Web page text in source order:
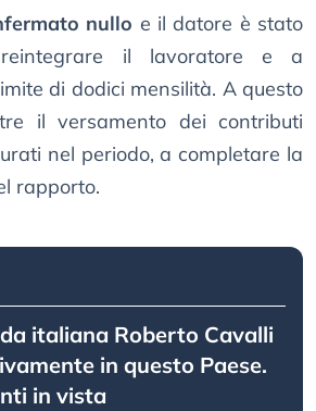
nullo e il datore è stato
il lavoratore e a
di dodici mensilità. A questo
il versamento dei contributi
nel periodo, a completare la
rapporto.
italiana Roberto Cavalli
in questo Paese.
in vista